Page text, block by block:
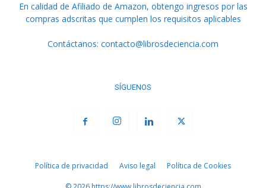
En calidad de Afiliado de Amazon, obtengo ingresos por las
compras adscritas que cumplen los requisitos aplicables
Contáctanos: contacto@librosdeciencia.com
SÍGUENOS
Política de privacidad Aviso legal Política de Cookies